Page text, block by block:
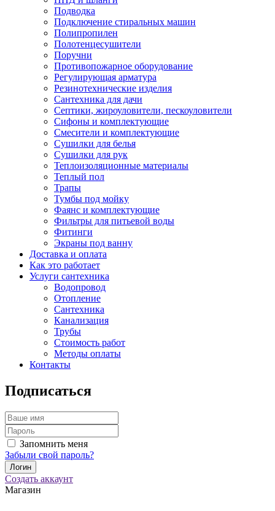
Подводка
Подключение стиральных машин
Полипропилен
Полотенцесушители
Поручни
Противопожарное оборудование
Регулирующая арматура
Резинотехнические изделия
Сантехника для дачи
Септики, жироуловители, пескоуловители
Сифоны и комплектующие
Смесители и комплектующие
Сушилки для белья
Сушилки для рук
Теплоизоляционные материалы
Теплый пол
Трапы
Тумбы под мойку
Фаянс и комплектующие
Фильтры для питьевой воды
Фитинги
Экраны под ванну
Доставка и оплата
Как это работает
Услуги сантехника
Водопровод
Отопление
Сантехника
Канализация
Трубы
Стоимость работ
Методы оплаты
Контакты
Подписаться
Запомнить меня
Забыли свой пароль?
Создать аккаунт
Магазин